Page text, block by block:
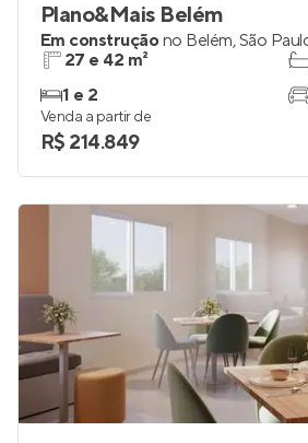
Plano&Mais Belém
Em construçãono Belém,São
27 e 42 m²
1 e 2
Venda a partir de
R$ 214.849